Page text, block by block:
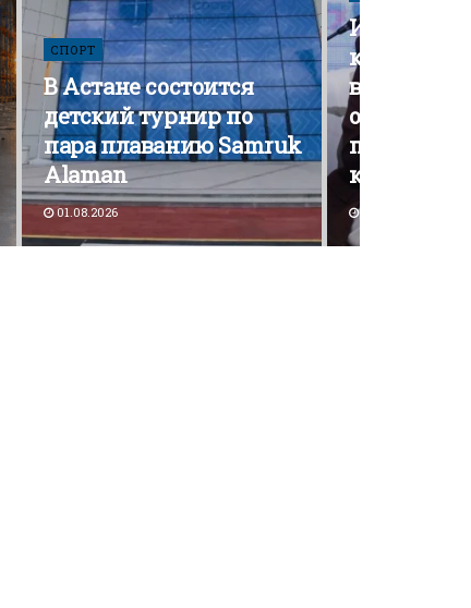
СПОРТ
В Астане состоится
детский турнир по
пара плаванию Samruk
Alaman
01.08.2026
кампания
вышла на
открытой
30.07.2026